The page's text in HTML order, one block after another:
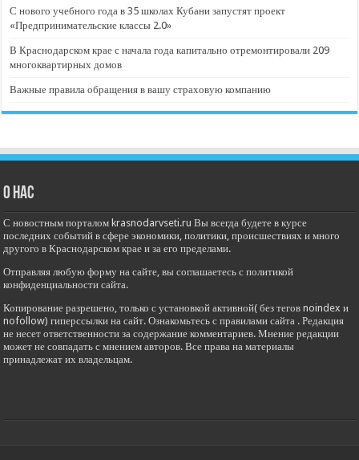
С нового учебного года в 35 школах Кубани запустят проект
«Предпринимательские классы 2.0»
В Краснодарском крае с начала года капитально отремонтировали 209
многоквартирных домов
Важные правила обращения в вашу страховую компанию
О нас
С новостным порталом krasnodarvseti.ru Вы всегда будете в курсе
последних событий в сфере экономики, политики, происшествиях и много
другого в Краснодарском крае и за его пределами.
Отправляя любую форму на сайте, вы соглашаетесь с политикой
конфиденциальности сайта.
Копирование разрешено, только с установкой активной( без тегов noindex и
nofollow) гиперссылки на сайт. Ознакомьтесь с правилами сайта . Редакция
не несет ответственности за содержание комментариев. Мнение редакции
может не совпадать с мнением авторов. Все права на материалы
принадлежат их владельцам.